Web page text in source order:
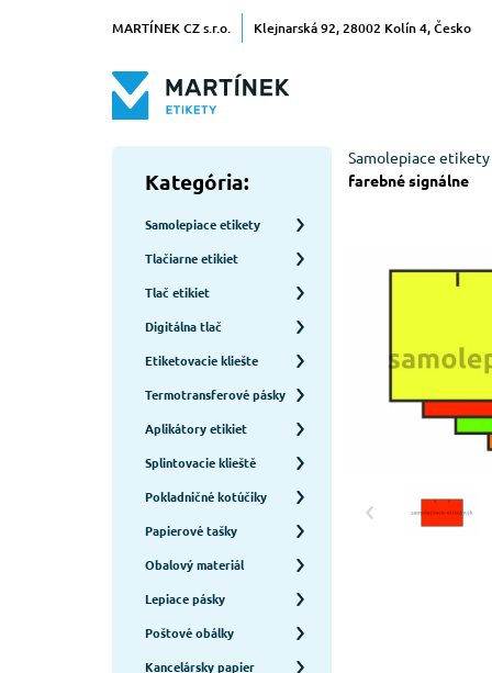
MARTÍNEK CZ s.r.o. Klejnarská 92, 28002 Kolín 4, Česko
Kategória:
Samolepiace etikety
Tlačiarne etikiet
Tlač etikiet
Digitálna tlač
Etiketovacie kliešte
Termotransferové pásky
Aplikátory etikiet
Splintovacie klieště
Pokladničné kotúčiky
Papierové tašky
Obalový materiál
Lepiace pásky
Poštové obálky
Kancelársky papier
Samolepiace etikety
farebné signálne